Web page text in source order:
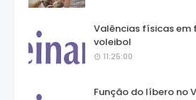
Valências físicas em
voleibol
11:25:00
Função do líbero no